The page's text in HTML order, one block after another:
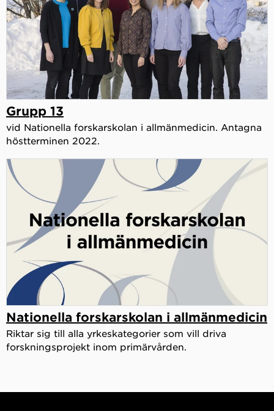
Grupp 13
vid Nationella forskarskolan i allmänmedicin. Antagna
höstterminen 2022.
Nationella forskarskolan i allmänmedicin
Riktar sig till alla yrkeskategorier som vill driva
forskningsprojekt inom primärvården.